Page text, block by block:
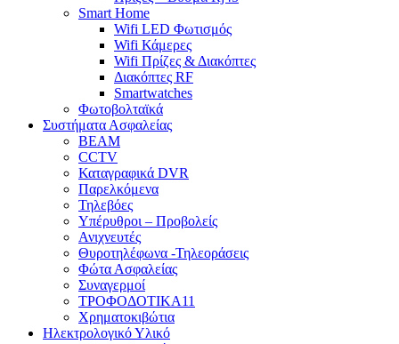
Smart Home
Wifi LED Φωτισμός
Wifi Κάμερες
Wifi Πρίζες & Διακόπτες
Διακόπτες RF
Smartwatches
Φωτοβολταϊκά
Συστήματα Ασφαλείας
BEAM
CCTV
Καταγραφικά DVR
Παρελκόμενα
Τηλεβόες
Υπέρυθροι – Προβολείς
Ανιχνευτές
Θυροτηλέφωνα -Τηλεοράσεις
Φώτα Ασφαλείας
Συναγερμοί
ΤΡΟΦΟΔΟΤΙΚΑ11
Χρηματοκιβώτια
Ηλεκτρολογικό Υλικό